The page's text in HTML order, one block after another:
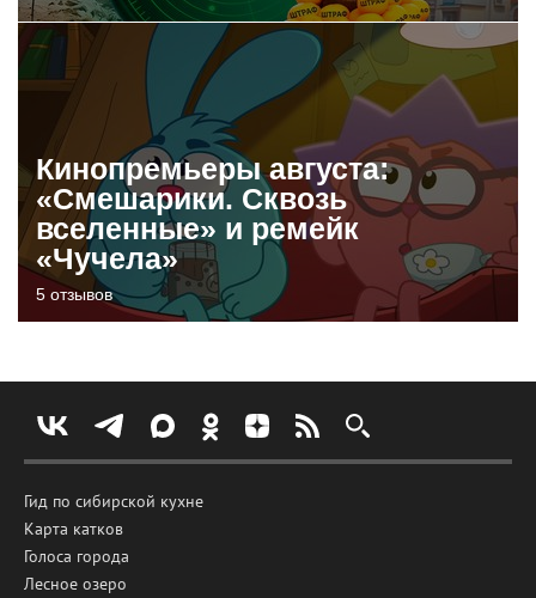
Кинопремьеры августа:
«Смешарики. Сквозь
вселенные» и ремейк
«Чучела»
5 отзывов
Гид по сибирской кухне
Карта катков
Голоса города
Лесное озеро